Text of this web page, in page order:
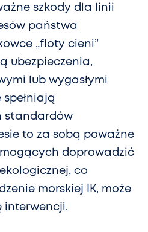
szkody dla linii
państwa
„floty cieni”
ubezpieczenia,
lub wygasłymi
standardów
to za sobą poważne
doprowadzić
co
morskiej IK, może
interwencji.